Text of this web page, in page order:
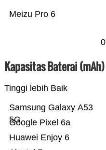
Meizu Pro 6
0
Kapasitas Baterai (mAh)
Tinggi lebih Baik
Huawei Enjoy 6
Google Pixel 6a
Samsung Galaxy A53
5G